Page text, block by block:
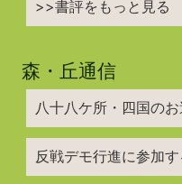
>>書評をもっと見る
森・丘通信
八十八ケ所・四国の
反戦デモ行進に参加